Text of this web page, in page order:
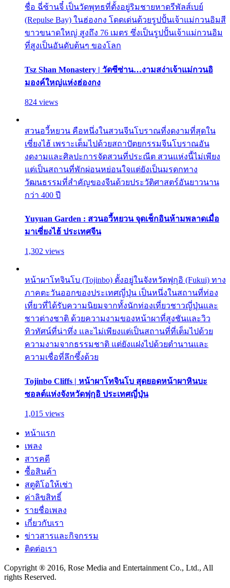
ชื่อ ฉี่ซ้านจี๋ เป็นวัดพุทธที่ตั้งอยู่ริมชายหาดรีพัลส์เบย์
(Repulse Bay) ในฮ่องกง โดดเด่นด้วยรูปปั้นเจ้าแม่กวนอิมสี
ขาวขนาดใหญ่ สูงถึง 76 เมตร ซึ่งเป็นรูปปั้นเจ้าแม่กวนอิม
ที่สูงเป็นอันดับต้นๆ ของโลก
Tsz Shan Monastery | วัดซีซ่าน…งามสง่าเจ้าแม่กวนอิ
มองค์ใหญ่แห่งฮ่องกง
824 views
สวนอวี้หยวน คือหนึ่งในสวนจีนโบราณที่งดงามที่สุดใน
เซี่ยงไฮ้ เพราะเต็มไปด้วยสถาปัตยกรรมจีนโบราณอัน
งดงามและศิลปะการจัดสวนที่ประณีต สวนแห่งนี้ไม่เพียง
แต่เป็นสถานที่พักผ่อนหย่อนใจแต่ยังเป็นมรดกทาง
วัฒนธรรมที่สำคัญของจีนด้วยประวัติศาสตร์อันยาวนาน
กว่า 400 ปี
Yuyuan Garden : สวนอวี้หยวน จุดเช็กอินห้ามพลาดเมื่อ
มาเซี่ยงไฮ้ ประเทศจีน
1,302 views
หน้าผาโทจินโบ (Tojinbo) ตั้งอยู่ในจังหวัดฟุกุอิ (Fukui) ทาง
ภาคตะวันออกของประเทศญี่ปุ่น เป็นหนึ่งในสถานที่ท่อง
เที่ยวที่ได้รับความนิยมจากทั้งนักท่องเที่ยวชาวญี่ปุ่นและ
ชาวต่างชาติ ด้วยความงามของหน้าผาที่สูงชันและวิว
ทิวทัศน์ที่น่าทึ่ง และไม่เพียงแต่เป็นสถานที่ที่เต็มไปด้วย
ความงามจากธรรมชาติ แต่ยังแฝงไปด้วยตำนานและ
ความเชื่อที่ลึกซึ้งด้วย
Tojinbo Cliffs | หน้าผาโทจินโบ สุดยอดหน้าผาหินบะ
ซอลต์แห่งจังหวัดฟุกุอิ ประเทศญี่ปุ่น
1,015 views
หน้าแรก
เพลง
สารคดี
ซื้อสินค้า
สตูดิโอให้เช่า
ค่าลิขสิทธิ์
รายชื่อเพลง
เกี่ยวกับเรา
ข่าวสารและกิจกรรม
ติดต่อเรา
Copyright ® 2016, Rose Media and Entertainment Co., Ltd., All
rights Reserved.